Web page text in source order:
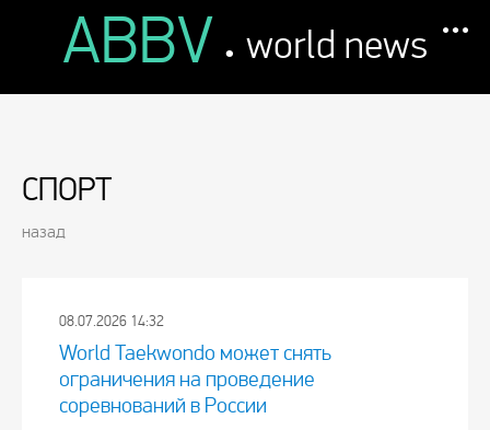
ABBV . world news
СПОРТ
назад
08.07.2026 14:32
World Taekwondo может снять
ограничения на проведение
соревнований в России